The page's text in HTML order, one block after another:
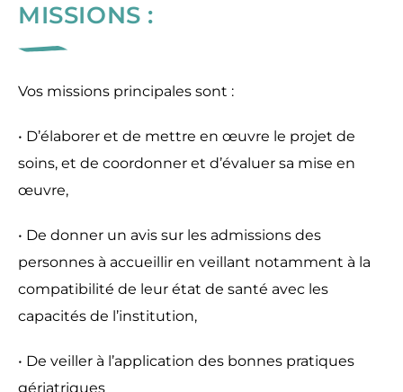
MISSIONS :
Vos missions principales sont :
• D’élaborer et de mettre en œuvre le projet de
soins, et de coordonner et d’évaluer sa mise en
œuvre,
• De donner un avis sur les admissions des
personnes à accueillir en veillant notamment à la
compatibilité de leur état de santé avec les
capacités de l’institution,
• De veiller à l’application des bonnes pratiques
gériatriques